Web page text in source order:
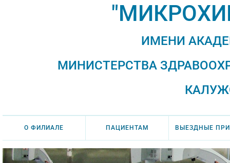
ИМЕНИ
МИНИСТЕРСТВА
О ФИЛИАЛЕ ПАЦИЕНТАМ ВЫЕЗДНЫЕ